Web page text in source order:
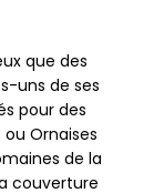
que des
uns de ses
pour des
Ornaises
de la
couverture